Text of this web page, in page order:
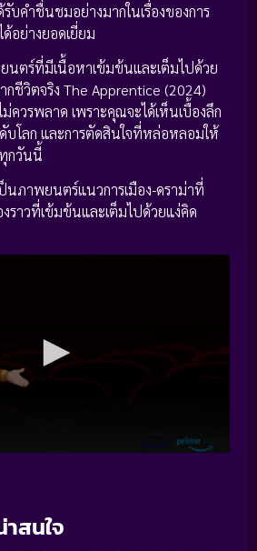
บคำชื่นชมอย่างมากในเรื่องของการ
อย่างยอดเยี่ยม
นตร์ที่มีเนื้อหาเข้มข้นและเต็มไปด้วย
กชีวิตจริง The Apprentice (2024)
ควรพลาด เพราะคุณจะได้เห็นเบื้องลึก
บโลก และการตัดสินใจที่หล่อหลอมให้
กวันนี้
นภาพยนตร์แนวการเมือง-ดราม่าที่
ราวที่เข้มข้นและเต็มไปด้วยแง่คิด
สนใจ